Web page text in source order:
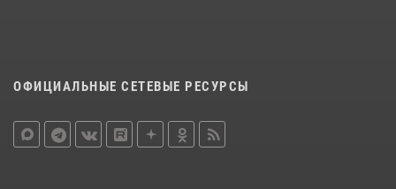
ОФИЦИАЛЬНЫЕ СЕТЕВЫЕ РЕСУРСЫ